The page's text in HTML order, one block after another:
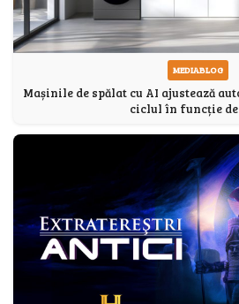
MEDIABLOG
Mașinile de spălat cu AI ajustează
ciclul în funcție